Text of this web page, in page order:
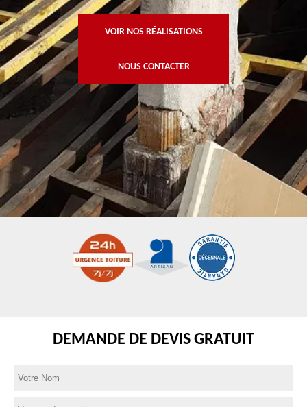
VOIR NOS RÉALISATIONS
NOUS CONTACTER
DEMANDE DE DEVIS GRATUIT